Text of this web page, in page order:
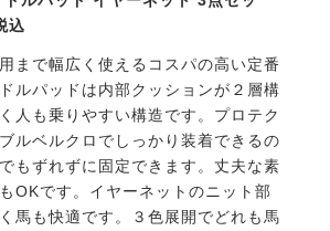
込
まで幅広く使えるコスパの高い定番
ルパッドは内部クッションが２層構
人も乗りやすい構造です。プロテク
ルベルクロでしっかり装着できるの
もずれずに固定できます。丈夫な素
OKです。イヤーネットのニット部
馬も快適です。３色展開でどれも馬